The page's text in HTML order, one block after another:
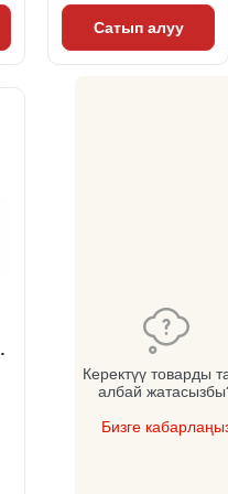
Сатып алуу
Керектүү товарды
албай
Бизге